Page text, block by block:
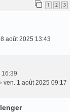
1 2 3
août 2025 13:43
ven. 1 août 2025 09:17